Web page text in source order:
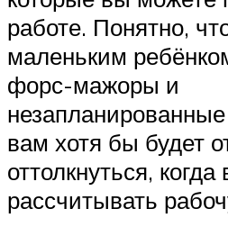
работе. Понятно,
маленьким
форс-мажоры и
вам хотя бы будет
оттолкнуться,
рассчитывать